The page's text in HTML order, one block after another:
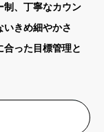
制、丁寧なカウン
きめ細やかさ
った目標管理と